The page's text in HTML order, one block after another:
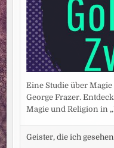
Eine Studie über
George Frazer.
Magie und Religion in
Geister, die ich